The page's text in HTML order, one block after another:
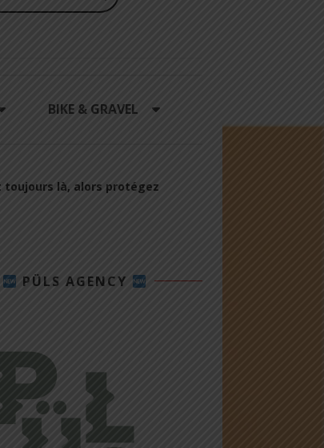
BIKE & GRAVEL
toujours là, alors protégez
PÜLS AGENCY